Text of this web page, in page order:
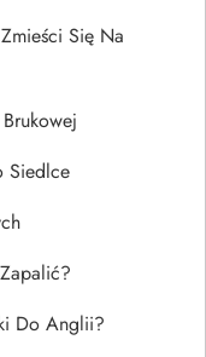
Się Na
Siedlce
Do Anglii?